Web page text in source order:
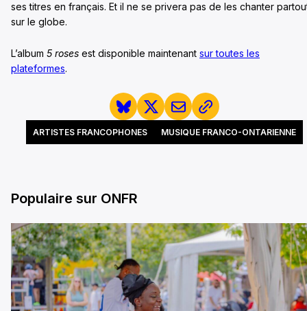
ses titres en français. Et il ne se privera pas de les chanter
sur le globe.
L’album 5 roses est disponible maintenant sur toutes les
plateformes.
ARTISTES FRANCOPHONES MUSIQUE FRANCO-ONTARIENNE
Populaire sur ONFR